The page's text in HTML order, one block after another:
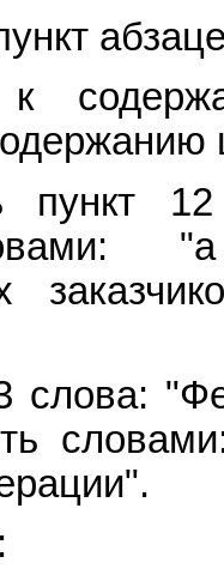
к
пункт 12
слова: